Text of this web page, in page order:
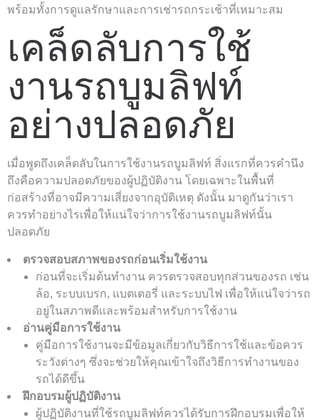
พร้อมทั้งการดูแลรักษาและการเช่ารถกระเช้าที่เหมาะสม
เคล็ดลับการใช้
งานรถบูมลิฟท์
อย่างปลอดภัย
เมื่อพูดถึงเคล็ดลับในการใช้งานรถบูมลิฟท์ สิ่งแรกที่ควรคำนึง
ถึงคือความปลอดภัยของผู้ปฏิบัติงาน โดยเฉพาะในพื้นที่
ก่อสร้างที่อาจมีความเสี่ยงจากอุบัติเหตุ ดังนั้น มาดูกันว่าเรา
ควรทำอย่างไรเพื่อให้แน่ใจว่าการใช้งานรถบูมลิฟท์นั้น
ปลอดภัย
ตรวจสอบสภาพของรถก่อนเริ่มใช้งาน
ก่อนที่จะเริ่มต้นทำงาน ควรตรวจสอบทุกส่วนของรถ เช่น
ล้อ, ระบบเบรก, แบตเตอรี่ และระบบไฟ เพื่อให้แน่ใจว่ารถ
อยู่ในสภาพดีและพร้อมสำหรับการใช้งาน
อ่านคู่มือการใช้งาน
คู่มือการใช้งานจะมีข้อมูลเกี่ยวกับวิธีการใช้และข้อควร
ระวังต่างๆ ซึ่งจะช่วยให้คุณเข้าใจถึงวิธีการทำงานของ
รถได้ดีขึ้น
ฝึกอบรมผู้ปฏิบัติงาน
ผู้ปฏิบัติงานที่ใช้รถบูมลิฟท์ควรได้รับการฝึกอบรมเพื่อให้